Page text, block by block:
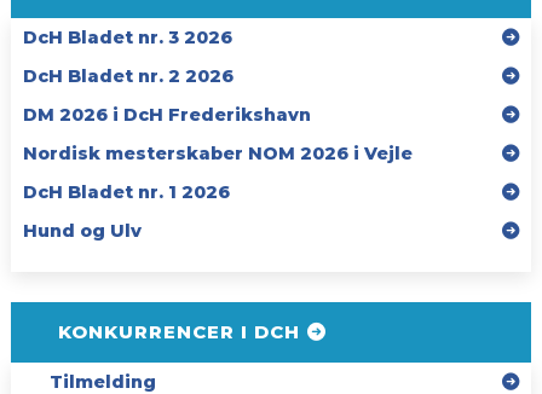
DcH Bladet nr. 3 2026
DcH Bladet nr. 2 2026
DM 2026 i DcH Frederikshavn
Nordisk mesterskaber NOM 2026 i Vejle
DcH Bladet nr. 1 2026
Hund og Ulv
KONKURRENCER I DCH
Tilmelding